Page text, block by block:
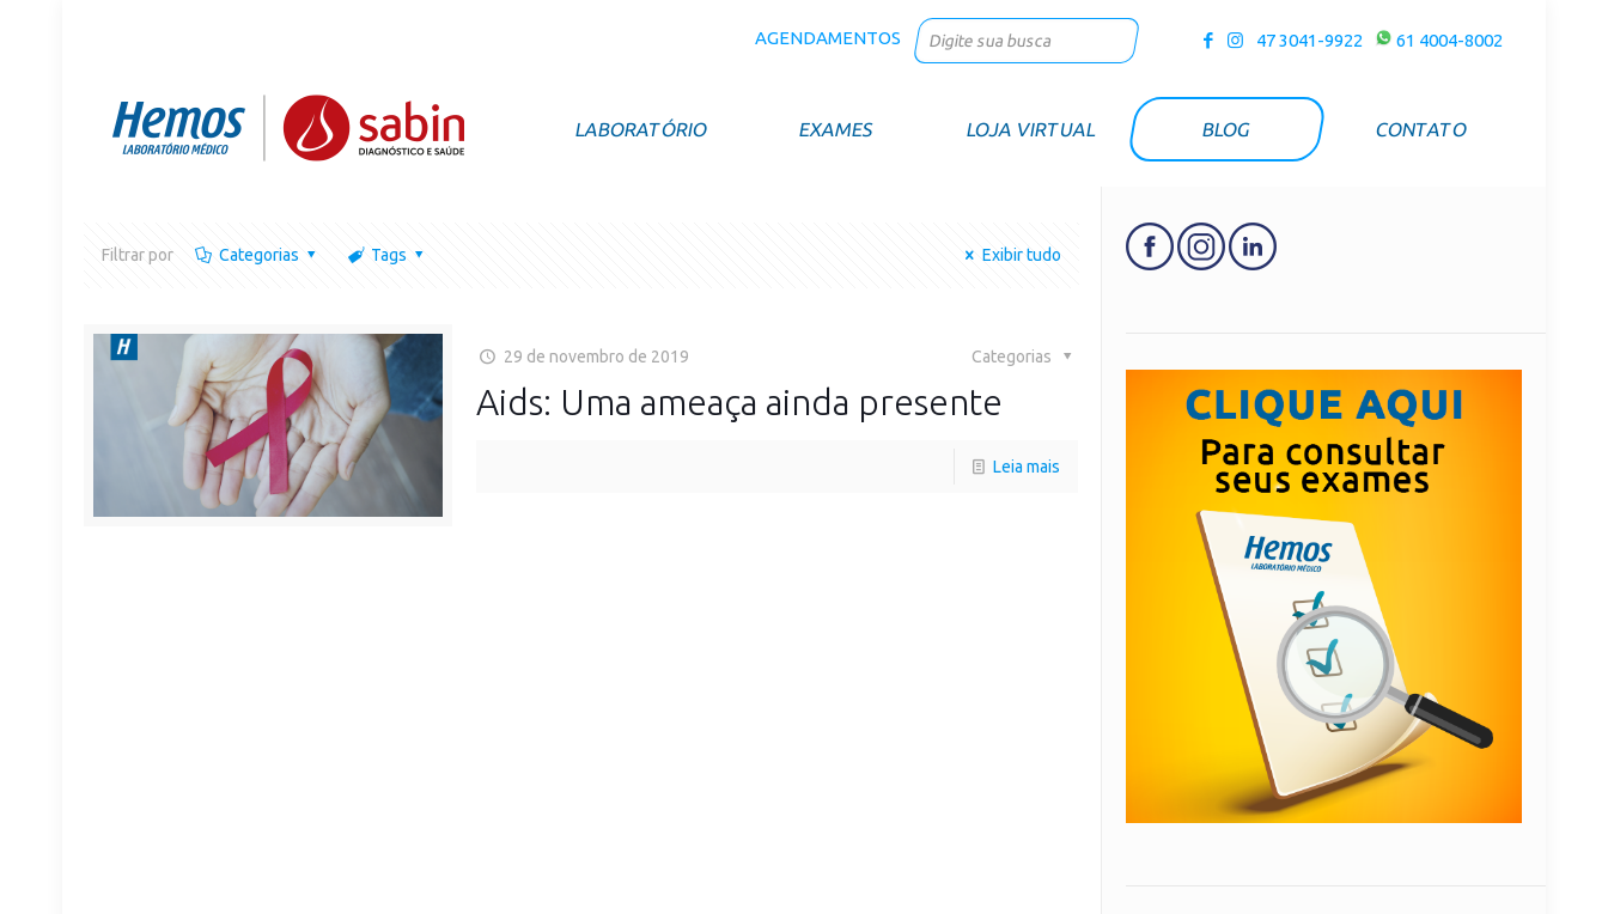
AGENDAMENTOS 47 3041-9922 61 4004-8002
LABORATÓRIO EXAMES LOJA VIRTUAL BLOG CONTATO
Filtrar por Categorias Tags Exibir tudo
29 de novembro de 2019 Categorias
Aids: Uma ameaça ainda presente
Leia mais